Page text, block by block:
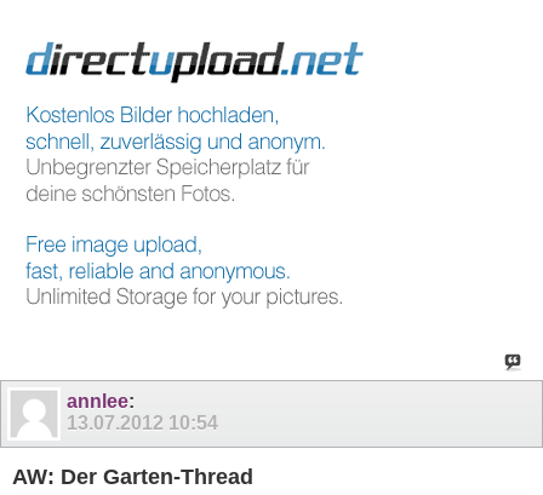
annlee:
13.07.2012 10:54
AW: Der Garten-Thread